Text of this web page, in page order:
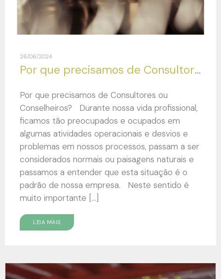
26/06/2024
Por que precisamos de Consultores ou Conselheiros?
Por que precisamos de Consultores ou
Conselheiros? Durante nossa vida profissional,
ficamos tão preocupados e ocupados em
algumas atividades operacionais e desvios e
problemas em nossos processos, passam a ser
considerados normais ou paisagens naturais e
passamos a entender que esta situação é o
padrão de nossa empresa. Neste sentido é
muito importante […]
LEIA MAIS